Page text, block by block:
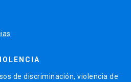
de discriminación, violencia de